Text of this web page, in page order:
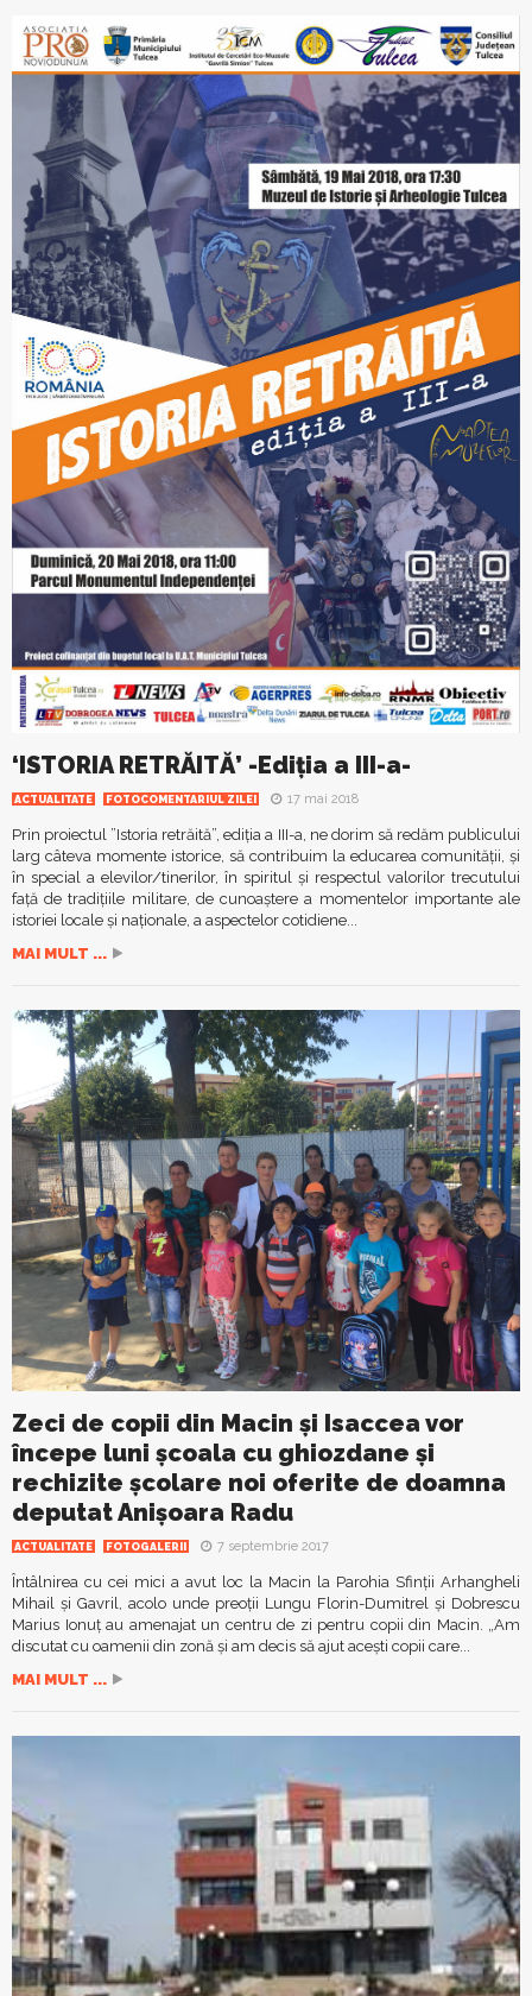
‘ISTORIA RETRĂITĂ’ -Ediţia a III-a-
ACTUALITATE FOTOCOMENTARIUL ZILEI 17 mai 2018
Prin proiectul ”Istoria retrăită”, ediția a III-a, ne dorim să redăm publicului
larg câteva momente istorice, să contribuim la educarea comunității, și
în special a elevilor/tinerilor, în spiritul și respectul valorilor trecutului
față de tradițiile militare, de cunoaștere a momentelor importante ale
istoriei locale și naționale, a aspectelor cotidiene...
MAI MULT ...
Zeci de copii din Macin şi Isaccea vor
începe luni şcoala cu ghiozdane şi
rechizite şcolare noi oferite de doamna
deputat Anişoara Radu
ACTUALITATE FOTOGALERII 7 septembrie 2017
Întâlnirea cu cei mici a avut loc la Macin la Parohia Sfinţii Arhangheli
Mihail şi Gavril, acolo unde preoţii Lungu Florin-Dumitrel şi Dobrescu
Marius Ionuţ au amenajat un centru de zi pentru copii din Macin. „Am
discutat cu oamenii din zonă şi am decis să ajut aceşti copii care...
MAI MULT ...